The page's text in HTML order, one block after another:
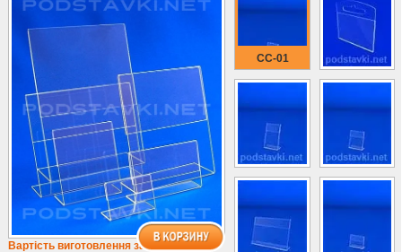
Різні підставки
Під поліграфію
Навісні кишені
Менюхолдери
Під мобільні
Під біжутерію
Гірки та подіуми
Під косметику
Під солодке
Для хот-догів
Лототрони
Вартість виготовлення за
CC-01